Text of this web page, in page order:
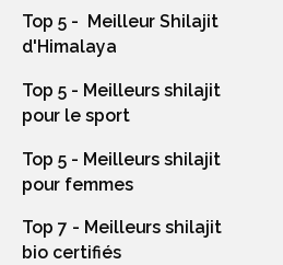
Top 5 - Meilleur Shilajit
d'Himalaya
Top 5 - Meilleurs shilajit
pour le sport
Top 5 - Meilleurs shilajit
pour femmes
Top 7 - Meilleurs shilajit
bio certifiés